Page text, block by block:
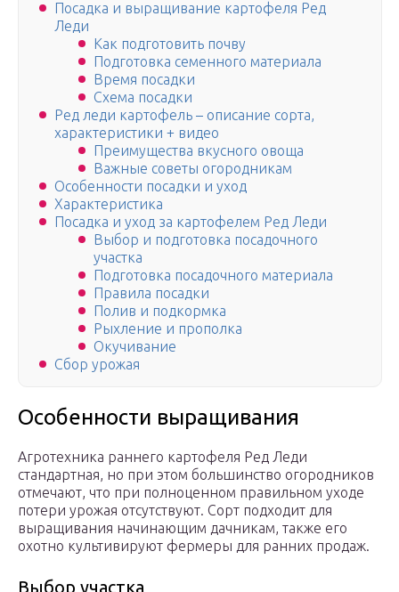
Посадка и выращивание картофеля Ред
Леди
Как подготовить почву
Подготовка семенного материала
Время посадки
Схема посадки
Ред леди картофель – описание сорта,
характеристики + видео
Преимущества вкусного овоща
Важные советы огородникам
Особенности посадки и уход
Характеристика
Посадка и уход за картофелем Ред Леди
Выбор и подготовка посадочного
участка
Подготовка посадочного материала
Правила посадки
Полив и подкормка
Рыхление и прополка
Окучивание
Сбор урожая
Особенности выращивания
Агротехника раннего картофеля Ред Леди
стандартная, но при этом большинство огородников
отмечают, что при полноценном правильном уходе
потери урожая отсутствуют. Сорт подходит для
выращивания начинающим дачникам, также его
охотно культивируют фермеры для ранних продаж.
Выбор участка